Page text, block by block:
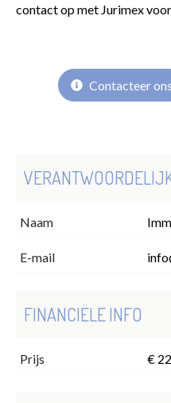
contact op met Jurimex
Contacteer ons
Naam
E-mail
FINANCIËLE INFO
Prijs €